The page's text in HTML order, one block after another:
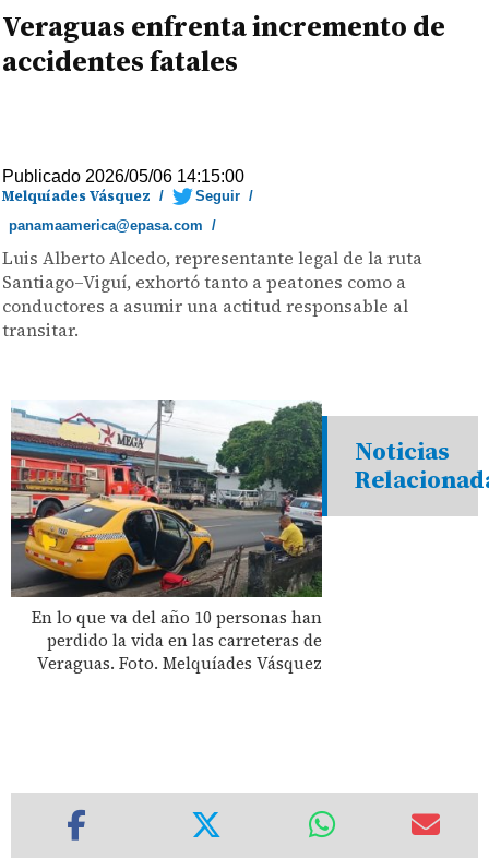
Veraguas enfrenta incremento de
accidentes fatales
Publicado 2026/05/06 14:15:00
Melquíades Vásquez / Seguir /
panamaamerica@epasa.com /
Luis Alberto Alcedo, representante legal de la ruta
Santiago–Viguí, exhortó tanto a peatones como a
conductores a asumir una actitud responsable al
transitar.
En lo que va del año 10 personas han
perdido la vida en las carreteras de
Veraguas. Foto. Melquíades Vásquez
Noticias